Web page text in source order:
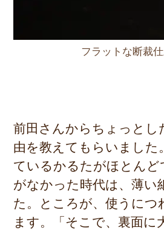
フラットな断裁
前田さんからちょっとし
由を教えてもらいまし
ているかるたがほとん
がなかった時代は、薄い
た。ところが、使うに
ます。「そこで、裏面に